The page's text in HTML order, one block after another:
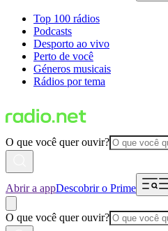
Top 100 rádios
Podcasts
Desporto ao vivo
Perto de você
Géneros musicais
Rádios por tema
O que você quer ouvir?
Abrir a appDescobrir o Prime
O que você quer ouvir?